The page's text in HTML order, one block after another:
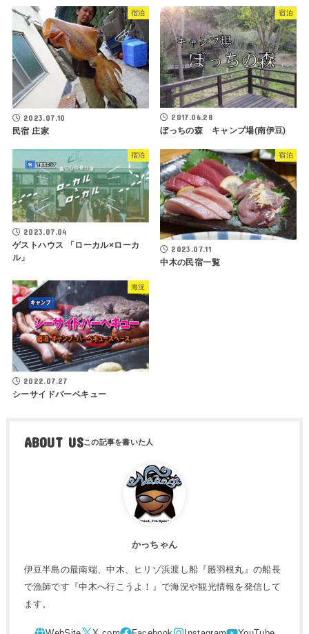
宿泊
2023.07.10
民宿 庄家
宿泊
2017.06.28
ぼっちの森 キャンプ場(南伊豆)
宿泊
2023.07.04
ゲストハウス 「ローカル×ローカ
ル」
宿泊
2023.07.11
中木の民宿一覧
海況
2022.07.27
シーサイドバーベキュー
ABOUT US
かっちゃん
伊豆半島の最南端、中木、ヒリゾ浜渡し船『殿羽根丸』の船長
で漁師です『中木へ行こうよ！』で海況や観光情報を発信して
ます。